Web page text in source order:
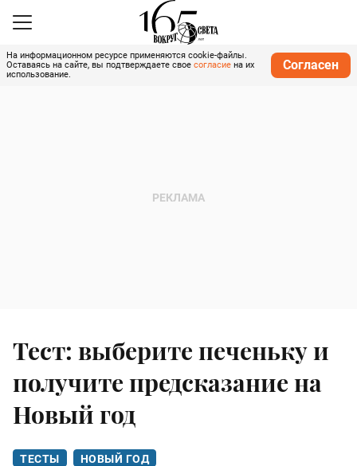
На информационном ресурсе применяются cookie-файлы.
Оставаясь на сайте, вы подтверждаете свое согласие на их
использование.
Согласен
Тест: выберите печеньку и
получите предсказание на
Новый год
ТЕСТЫ НОВЫЙ ГОД